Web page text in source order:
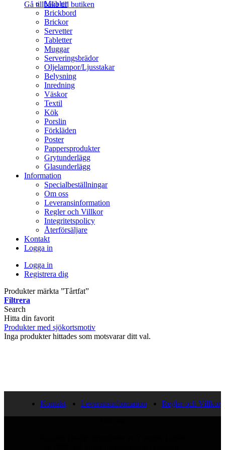
Gå tillbaka till butiken
Möbler
Brickbord
Brickor
Servetter
Tabletter
Muggar
Serveringsbrädor
Oljelampor/Ljusstakar
Belysning
Inredning
Väskor
Textil
Kök
Porslin
Förkläden
Poster
Pappersprodukter
Grytunderlägg
Glasunderlägg
Information
Specialbeställningar
Om oss
Leveransinformation
Regler och Villkor
Integritetspolicy
Återförsäljare
Kontakt
Logga in
Logga in
Registrera dig
Produkter märkta ”Tårtfat”
Filtrera
Search
Hitta din favorit
Produkter med sjökortsmotiv
Inga produkter hittades som motsvarar ditt val.
Kontakt Leveransinformation
Regler och Villkor